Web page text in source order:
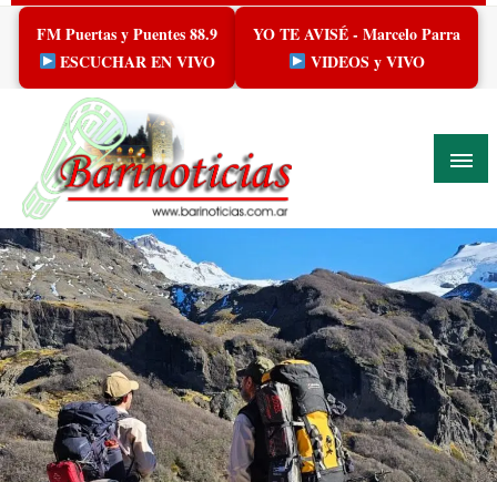
Skip
content
FM Puertas y Puentes 88.9
ESCUCHAR EN VIVO
YO TE AVISÉ - Marcelo Parra
VIDEOS y VIVO